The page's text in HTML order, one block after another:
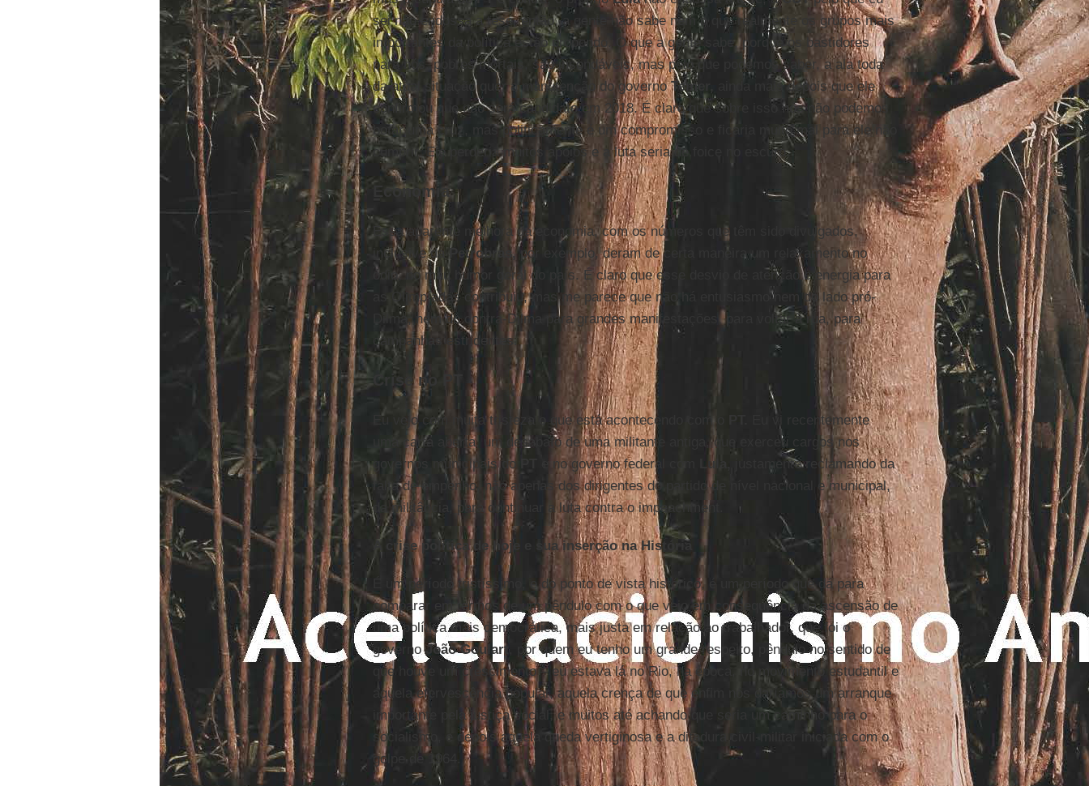
sei não endossa a tese, então, a gente não sabe nem o que realmente os grupos mais
importantes da política estão propondo. O que a gente sabe, porque os bastidores
para nós, pobres mortais, são insondáveis, mas pelo que podemos saber, a ala toda
da atual situação quer a manutenção do governoTemer,
ainda mais depois que ele
confirmou que não será candidato em 2018. É claro que sobre isso nós não podemos
botar uma cruz, mas politicamente é um compromisso e ficaria muito mal para ele não
cumprir. Ele perderia muitos apoios e a luta seria de foice no escuro.
Economia
Essa aparente melhora da economia, com os números que têm sido divulgados,
inclusive da Petrobras,por exemplo, deram de certa maneira um relaxamento no
ódio, no mau humor geral do país. É claro que esse desvio de atenção e energia para
as Olimpíadas contribuiu, mas me parece que não há entusiasmo nem do lado pró-
Dilma, nem do contra-Dilma para grandes manifestações, para voltar à rua, para
campanhas estridentes.
Crise no PT
Eu vejo com muita tristeza o que está acontecendo com o
Eu vi recentemente
uma carta aberta, um desabafo de uma militante antiga, que exerceu cargos nos
governos municipais do
e no governo federal com Lula,
justamente reclamando da
falta de empenho, não apenas dos dirigentes do partido de nível nacional e municipal,
da militância, para continuar a luta contra o impeachment.
A crise política de hoje e sua inserção na História
É um período tristíssimo, e do ponto de vista histórico, é um período que dá para
comparar em termos de um pêndulo com o que veio em consequência da ascensão de
uma política mais democrática, mais justa em relação ao trabalhador, que foi o
governoJoão Goulart
, por quem eu tenho um grande respeito, pêndulo no sentido de
que houve um crescimento – eu estava lá no Rio, na época, no movimento estudantil e
aquela efervescência popular, aquela crença de que enfim nós daríamos um arranque
importante pela justiça social, e muitos até achando que seria um caminho para o
socialismo, e depois aquela queda vertiginosa e a ditadura civil-militar iniciada com o
golpe de 1964.